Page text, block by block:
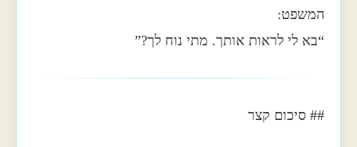
המשפט:
“בא לי לראות אותך. מתי נוח לך?”
## סיכום קצר